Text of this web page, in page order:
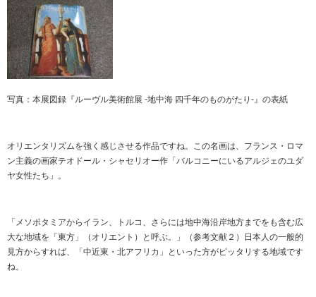
写真：本展図録『ルーヴル美術館展 -地中海 四千年のものがたり-』の表紙
オリエンタリズムを強く感じさせる作品ですね。この名画は、フランス・ロマ
ン主義の画家テオドール・シャセリオー作「バルコニーにいるアルジェのユダ
ヤ女性たち」。
「メソポタミアからイラン、トルコ、さらには地中海沿岸地方までをも含む広
大な地域を「東方」（オリエント）と呼ぶ。」（参考文献２）日本人の一般的
見方からすれば、「中近東・北アフリカ」といった方がピッタリする地域です
ね。